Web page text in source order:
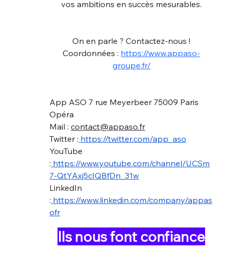
vos ambitions en succès mesurables.
On en parle ? Contactez-nous !
Coordonnées : https://www.appaso-
groupe.fr/
App ASO 7 rue Meyerbeer 75009 Paris
Opéra
Mail : contact@appaso.fr
Twitter : https://twitter.com/app_aso
YouTube
: https://www.youtube.com/channel/UCSm
7-QtYAxj5cIQBfDn_31w
LinkedIn
: https://www.linkedin.com/company/appas
ofr
Ils nous font confiance